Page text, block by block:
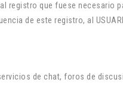
registro que fuese necesario
de este registro, al
de chat, foros de